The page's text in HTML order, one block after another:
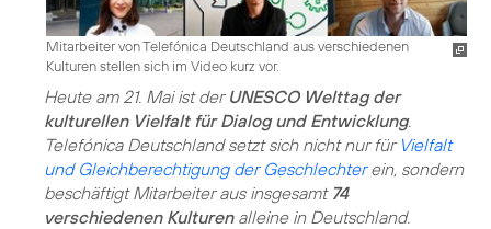
Mitarbeiter von Telefónica Deutschland aus verschiedenen
Kulturen stellen sich im Video kurz vor.
Heute am 21. Mai ist der UNESCO Welttag der
kulturellen Vielfalt für Dialog und Entwicklung.
Telefónica Deutschland setzt sich nicht nur für Vielfalt
und Gleichberechtigung der Geschlechterein, sondern
beschäftigt Mitarbeiter aus insgesamt 74
verschiedenen Kulturenalleine in Deutschland.